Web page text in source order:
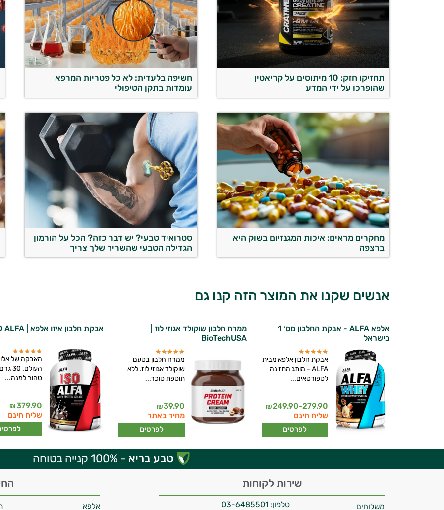
תחזיקו חזק: 10 מיתוסים על קריאטין
שהופרכו על ידי המדע
חשיפה בלעדית: לא כל פטריות המרפא
עומדות בתקן הטיפולי
מחקרים מראים: איכות המגנזיום בשוק היא
ברצפה
סטרואיד טבעי? יש דבר כזה? הכל על הורמון
הגדילה הטבעי שהשריר שלך צריך
אנשים שקנו את המוצר הזה קנו גם
אלפא ALFA - אבקת החלבון מס׳ 1
בישראל
אבקת חלבון אלפא מבית
ALFA - מותג התזונה
לספורטאים...
249.90-279.90
₪
שליח חינם
לפרטים
ממרח חלבון שוקולד אגוזי לוז |
BioTechUSA
ממרח חלבון בטעם
שוקולד אגוזי לוז. ללא
תוספת סוכר...
39.90
₪
מחיר באתר
לפרטים
אבקת חלבון איזו אלפא | ISO ALFA
האבקה של
העולם.
טהור למנה...
379.90
₪
שליח חינם
טבע בריא - 100% קנייה בטוחה
שירות לקוחות
טלפון: 03-6485501
משלוחים אלפא
יועץ בריאות אישי AI